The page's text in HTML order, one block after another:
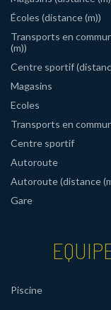
Écoles (distance (m))
Transports en
(m))
Centre sportif
Magasins
Ecoles
Transports en
Centre sportif
Autoroute
Autoroute (distance
Gare
Piscine